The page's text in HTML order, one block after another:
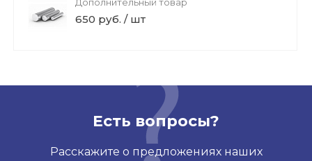
650 руб. / шт
Есть вопросы?
Расскажите о предложениях наших